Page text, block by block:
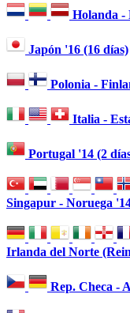
Holanda -
Japón '16 (16 días)
Polonia -
Italia -
Portugal '14 (2
Singapur - Noruega
Irlanda del Norte
Rep. Checa -